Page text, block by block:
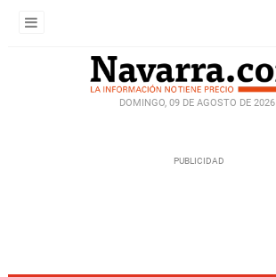
DOMINGO, 09 DE AGOSTO DE 2026